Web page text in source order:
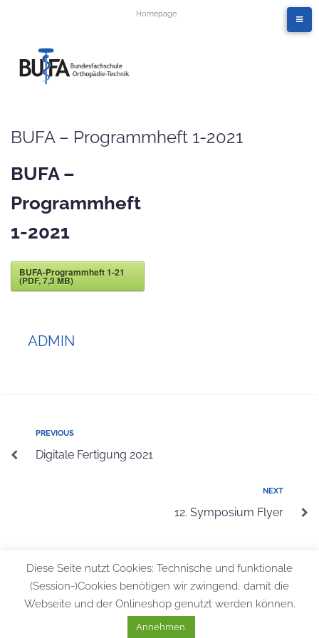
Homepage
BUFA – Programmheft 1-2021
BUFA –
Programmheft
1-2021
BUFA-Programmheft 1-21
(PDF, 7,3 MB)
ADMIN
PREVIOUS
Digitale Fertigung 2021
NEXT
12. Symposium Flyer
© 2026 Bundesfachschule für Orthopädie-Technik |Allgemeine
Geschäftsbedingungen|Datenschutzerklärung
Diese Seite nutzt Cookies: Technische und funktionale
(Session-)Cookies benötigen wir zwingend, damit die
Webseite und der Onlineshop genutzt werden können.
Annehmen.